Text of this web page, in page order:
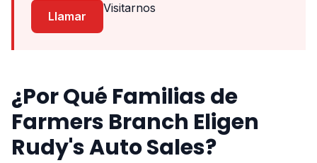
Llamar
Visitarnos
¿Por Qué Familias de
Farmers Branch Eligen
Rudy's Auto Sales?